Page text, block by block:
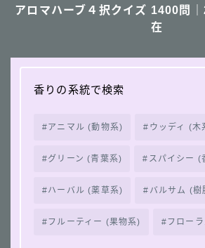
アロマハーブ４択クイズ 1400問
在
香りの系統で検索
アニマル (動物系) ウッディ (木
グリーン (青葉系) スパイシー (
ハーバル (薬草系) バルサム (樹
フルーティー (果物系) フロー